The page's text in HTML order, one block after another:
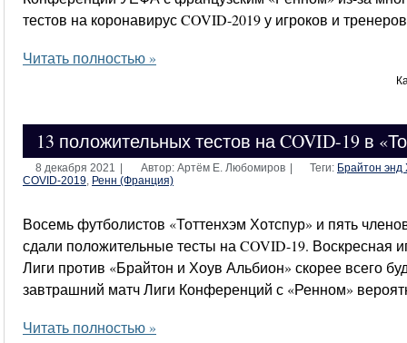
тестов на коронавирус COVID-2019 у игроков и
Читать полностью »
13 положительных тестов на COVID-19 в
8 декабря 2021 Автор: Артём Е. Любомиров Теги: Брайтон энд
COVID-2019, Ренн (Франция)
Восемь футболистов «Тоттенхэм Хотспур» и пять
сдали положительные тесты на COVID-19. Воскресная
Лиги против «Брайтон и Хоув Альбион» скорее всего
завтрашний матч Лиги Конференций с «Ренном»
Читать полностью »